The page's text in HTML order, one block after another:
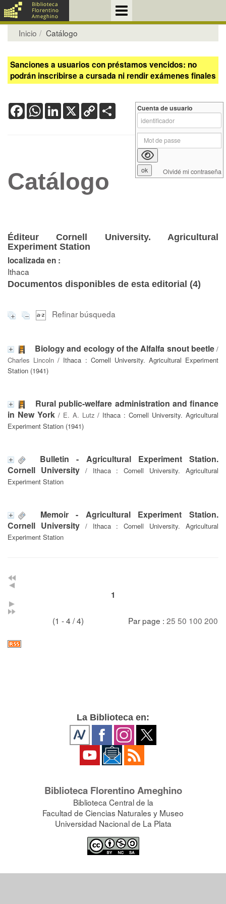
Inicio Catálogo
Sanciones a usuarios con préstamos vencidos: no
podrán inscribirse a cursada ni rendir exámenes finales
FacebookWhatsApp
LinkedIn
X Copy
Link
Catálogo
Éditeur Cornell University. Agricultural
Experiment Station
localizada en :
Ithaca
Documentos disponibles de esta editorial (4)
Refinar búsqueda
Biology and ecology of the Alfalfa snout beetle/
Charles Lincoln / Ithaca : Cornell University. Agricultural Experiment
Station (1941)
Rural public-welfare administration and finance
in New York/ E. A. Lutz / Ithaca : Cornell University. Agricultural
Experiment Station (1941)
Bulletin - Agricultural Experiment Station.
Cornell University/ Ithaca : Cornell University. Agricultural
Experiment Station
Memoir - Agricultural Experiment Station.
Cornell University/ Ithaca : Cornell University. Agricultural
Experiment Station
1
(1 - 4 / 4) Par page : 25 50 100 200
Cuenta de usuario
Olvidé mi contraseña
La Biblioteca en:
Biblioteca Florentino Ameghino
Biblioteca Central de la
Facultad de Ciencias Naturales y Museo
Universidad Nacional de La Plata